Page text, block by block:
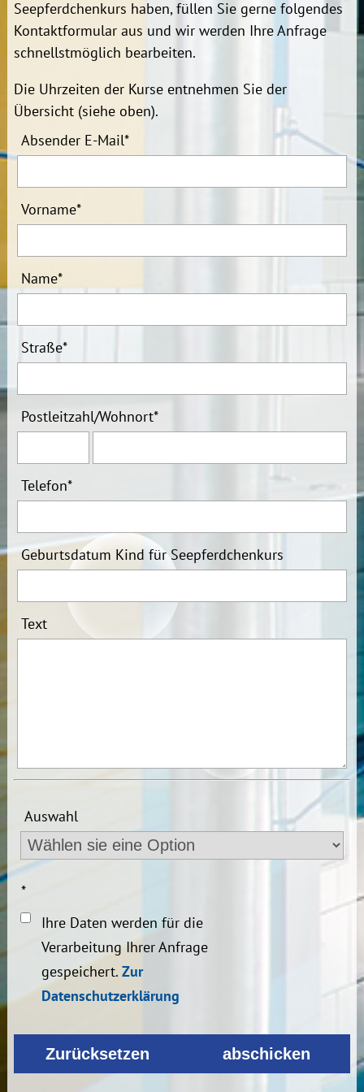
Seepferdchenkurs haben, füllen Sie gerne folgendes
Kontaktformular aus und wir werden Ihre Anfrage
schnellstmöglich bearbeiten.
Die Uhrzeiten der Kurse entnehmen Sie der
Übersicht (siehe oben).
Absender E-Mail*
Vorname*
Name*
Straße*
Postleitzahl/Wohnort*
Telefon*
Geburtsdatum Kind für Seepferdchenkurs
Text
Auswahl
*
Ihre Daten werden für die
Verarbeitung Ihrer Anfrage
gespeichert. Zur
Datenschutzerklärung